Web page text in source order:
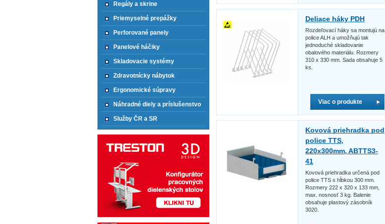
Deliace háky PDH
Rozdeľovací háky sa montujú na
police ALH a umožňujú tak
jednoduché skladovanie
obalového materiálu. Rozmery
310 x 330 mm. Sada obsahuje 5
ks.
Viac o produkte
Kovová priehradka pod
police TTS,
220x300mm, ABTTS3-
41
Kovová priehradka určená pod
police TTS s hĺbkou 300 mm.
Rozmery 222 x 320 x 133 mm,
max. nosnosť 3 kg. Balenie
obsahuje plastový zásobník
3020.
Regály a skrine
Priemyselné prepážky
Perforované panely
Panelové háčiky
Skladovacie systémy
Zdravotnícky nábytok
Ergonomické súpravy
Náhradné diely a príslušenstvo
Služby ČR a SR